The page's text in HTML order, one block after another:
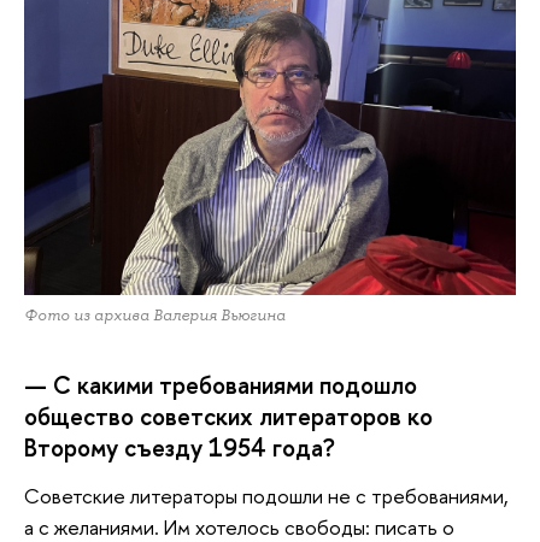
Фото из архива Валерия Вьюгина
— С какими требованиями подошло
общество советских литераторов ко
Второму съезду 1954 года?
Советские литераторы подошли не с требованиями,
а с желаниями. Им хотелось свободы: писать о